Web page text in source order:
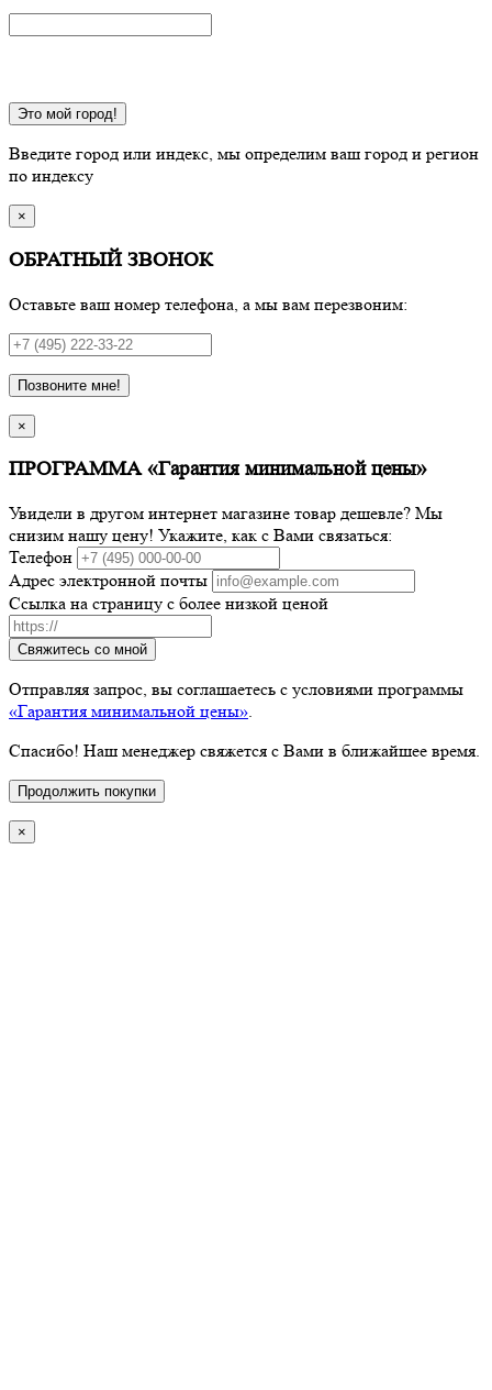
Это мой город!
Введите город или индекс, мы определим ваш город и регион
по индексу
×
ОБРАТНЫЙ ЗВОНОК
Оставьте ваш номер телефона, а мы вам перезвоним:
Позвоните мне!
×
ПРОГРАММА «Гарантия минимальной цены»
Увидели в другом интернет магазине товар дешевле? Мы
снизим нашу цену! Укажите, как с Вами связаться:
Телефон
Адрес электронной почты
Ссылка на страницу с более низкой ценой
Свяжитесь со мной
Отправляя запрос, вы соглашаетесь с условиями программы
«Гарантия минимальной цены».
Спасибо! Наш менеджер свяжется с Вами в ближайшее время.
Продолжить покупки
×